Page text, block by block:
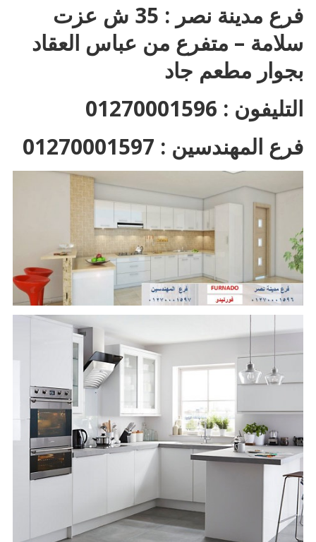
فرع مدينة نصر : 35 ش عزت
سلامة – متفرع من عباس العقاد
بجوار مطعم جاد
التليفون : 01270001596
فرع المهندسين : 01270001597